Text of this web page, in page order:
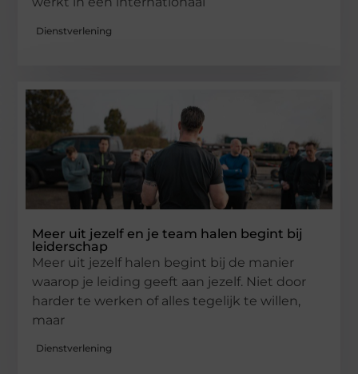
Dienstverlening
Meer uit jezelf en je team halen begint bij
leiderschap
Meer uit jezelf halen begint bij de manier
waarop je leiding geeft aan jezelf. Niet door
harder te werken of alles tegelijk te willen,
maar
Dienstverlening